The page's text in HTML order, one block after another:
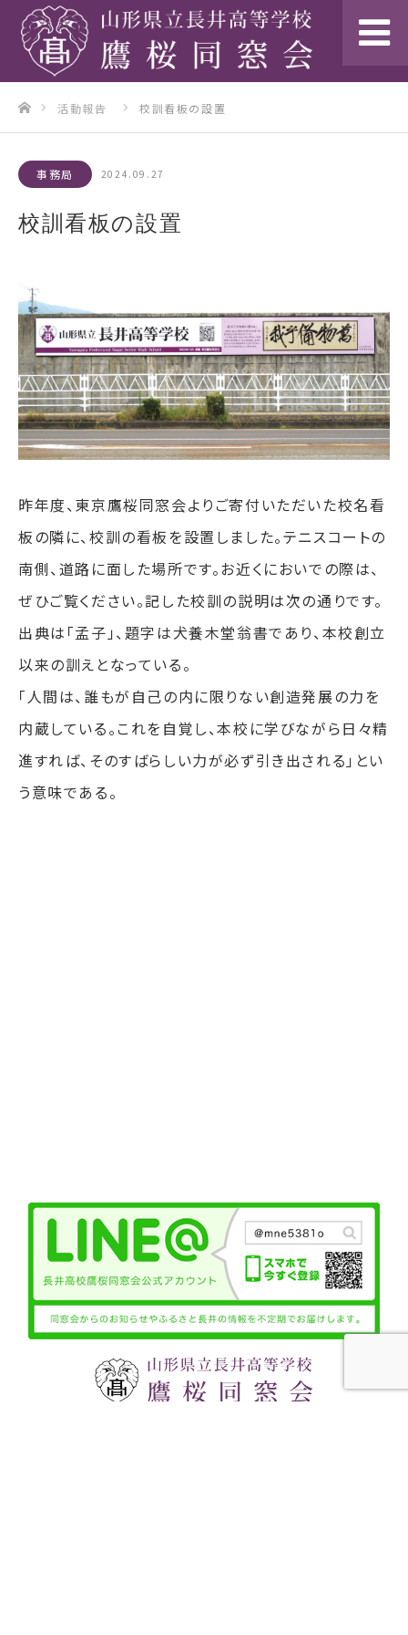
ホーム活動報告 校訓看板の設置
事務局 2024.09.27
校訓看板の設置
昨年度、東京鷹桜同窓会よりご寄付いただいた校名看
板の隣に、校訓の看板を設置しました。テニスコートの
南側、道路に面した場所です。お近くにおいでの際は、
ぜひご覧ください。記した校訓の説明は次の通りです。
出典は「孟子」、題字は犬養木堂翁書であり、本校創立
以来の訓えとなっている。
「人間は、誰もが自己の内に限りない創造発展の力を
内蔵している。これを自覚し、本校に学びながら日々精
進すれば、そのすばらしい力が必ず引き出される」とい
う意味である。